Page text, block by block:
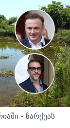
- ზარქუას